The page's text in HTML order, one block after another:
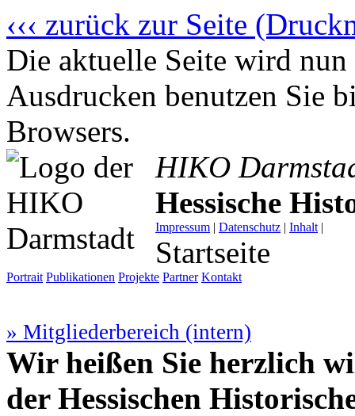
‹‹‹ zurück zur Seite
Die aktuelle Seite wird
Ausdrucken benutzen Sie
Browsers.
HIKO
Hessische
Impressum | Datenschutz | Inhalt |
Startseite
Portrait Publikationen Projekte Partner Kontakt
» Mitgliederbereich (intern)
Wir heißen Sie herzlich
der Hessischen